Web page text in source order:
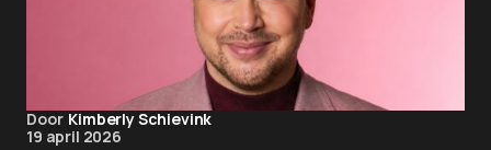
Door Kimberly Schievink
19 april 2026